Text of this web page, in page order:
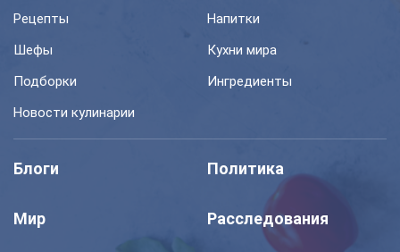
Рецепты
Напитки
Шефы
Кухни мира
Подборки
Ингредиенты
Новости кулинарии
Блоги Политика
Мир Расследования